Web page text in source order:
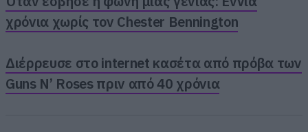
χρόνια χωρίς τον Chester Bennington
Διέρρευσε στο internet κασέτα από πρόβα των
Guns N’ Roses πριν από 40 χρόνια